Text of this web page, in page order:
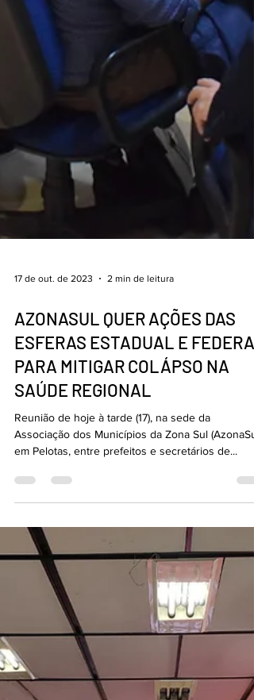
17 de out. de 2023
AZONASUL QUER AÇÕES DAS
ESFERAS ESTADUAL E FEDERAL
SAÚDE REGIONAL
Associação dos Municípios da Zona Sul
em Pelotas, entre prefeitos e secretários de...